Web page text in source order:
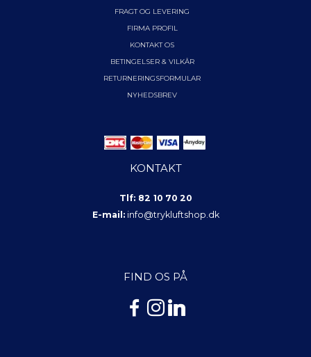
FRAGT OG LEVERING
FIRMA PROFIL
KONTAKT OS
BETINGELSER & VILKÅR
RETURNERINGSFORMULAR
NYHEDSBREV
KONTAKT
Tlf: 82 10 70 20
E-mail: info@trykluftshop.dk
FIND OS PÅ